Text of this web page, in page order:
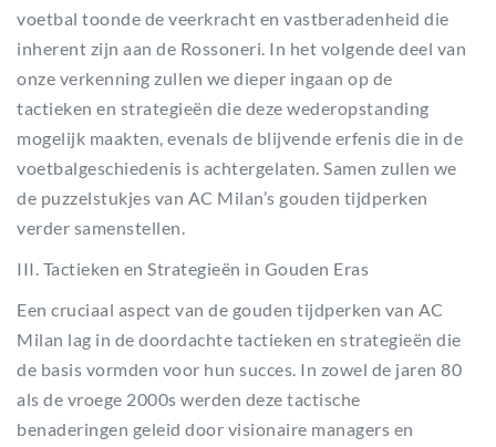
voetbal toonde de veerkracht en vastberadenheid die
inherent zijn aan de Rossoneri. In het volgende deel van
onze verkenning zullen we dieper ingaan op de
tactieken en strategieën die deze wederopstanding
mogelijk maakten, evenals de blijvende erfenis die in de
voetbalgeschiedenis is achtergelaten. Samen zullen we
de puzzelstukjes van AC Milan’s gouden tijdperken
verder samenstellen.
III. Tactieken en Strategieën in Gouden Eras
Een cruciaal aspect van de gouden tijdperken van AC
Milan lag in de doordachte tactieken en strategieën die
de basis vormden voor hun succes. In zowel de jaren 80
als de vroege 2000s werden deze tactische
benaderingen geleid door visionaire managers en